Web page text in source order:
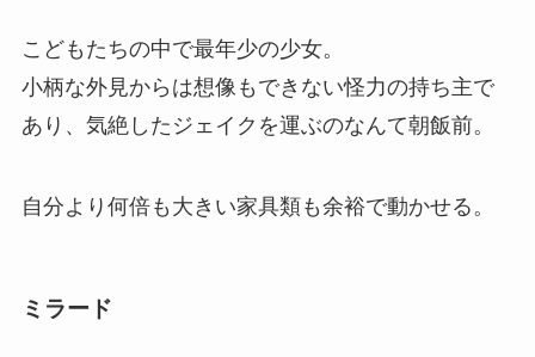
こどもたちの中で最年少の少女。
小柄な外見からは想像もできない怪力の持ち主で
あり、気絶したジェイクを運ぶのなんて朝飯前。
自分より何倍も大きい家具類も余裕で動かせる。
ミラード